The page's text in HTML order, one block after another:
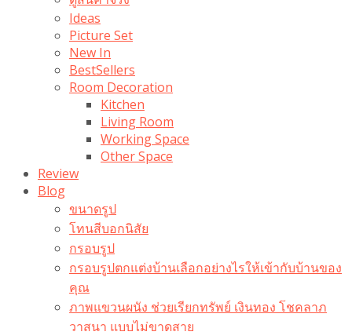
Ideas
Picture Set
New In
BestSellers
Room Decoration
Kitchen
Living Room
Working Space
Other Space
Review
Blog
ขนาดรูป
โทนสีบอกนิสัย
กรอบรูป
กรอบรูปตกแต่งบ้านเลือกอย่างไรให้เข้ากับบ้านของ
คุณ
ภาพแขวนผนัง ช่วยเรียกทรัพย์ เงินทอง โชคลาภ
วาสนา แบบไม่ขาดสาย